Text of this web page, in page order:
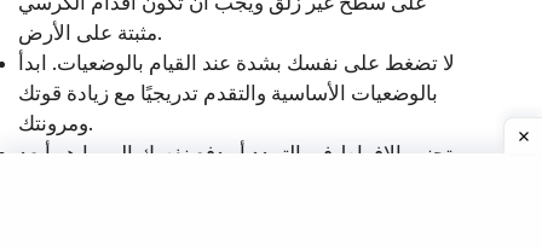
مثبتة على الأرض.
لا تضغط على نفسك بشدة عند القيام بالوضعيات. ابدأ
بالوضعيات الأساسية والتقدم تدريجيًا مع زيادة قوتك
ومرونتك.
تجنب الإفراط في التمدد أو دفع نفسك إلى ما هو أبعد